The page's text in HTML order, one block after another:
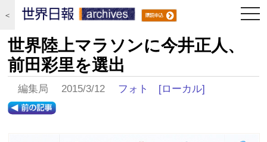
＜
世界陸上マラソンに今井正人、
前田彩里を選出
編集局 2015/3/12 フォト [ローカル]